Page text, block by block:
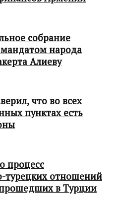
собрание
народа
Алиеву
что во всех
пунктах есть
процесс
турецких отношений
в Турции